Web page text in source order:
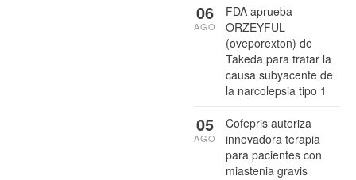
FDA aprueba
ORZEYFUL
(oveporexton) de
Takeda para tratar la
causa subyacente de
la narcolepsia tipo 1
06
AGO
Cofepris autoriza
innovadora terapia
para pacientes con
miastenia gravis
05
AGO